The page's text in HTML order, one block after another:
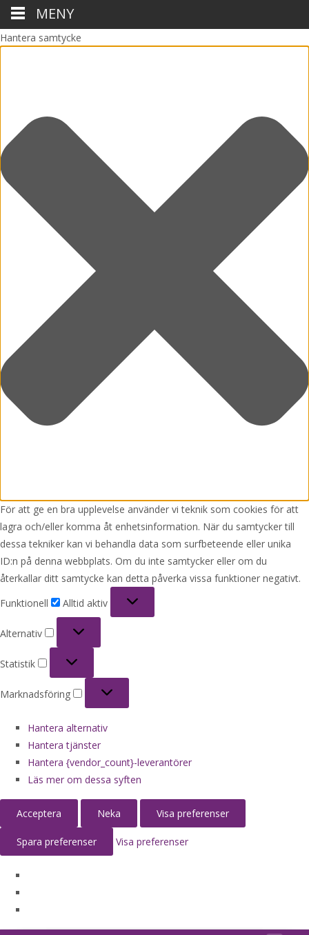
Hantera samtycke
För att ge en bra upplevelse använder vi teknik som cookies för att
lagra och/eller komma åt enhetsinformation. När du samtycker till
dessa tekniker kan vi behandla data som surfbeteende eller unika
ID:n på denna webbplats. Om du inte samtycker eller om du
återkallar ditt samtycke kan detta påverka vissa funktioner negativt.
Funktionell
Alltid aktiv
Alternativ
Statistik
Marknadsföring
Hantera alternativ
Hantera tjänster
Hantera {vendor_count}-leverantörer
Läs mer om dessa syften
Acceptera Neka Visa preferenser
Spara preferenser Visa preferenser
MENY